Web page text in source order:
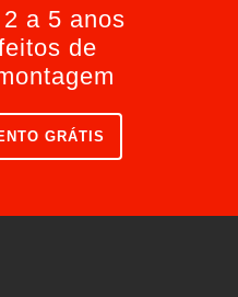
a 5 anos
de
GRÁTIS